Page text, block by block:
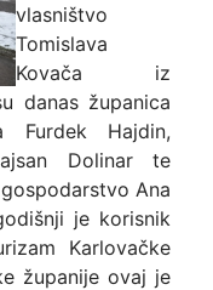
vlasništvo
Tomislava
Kovača iz
danas županica
Furdek Hajdin,
Dolinar te
Ana
je korisnik
Karlovačke
županije ovaj je